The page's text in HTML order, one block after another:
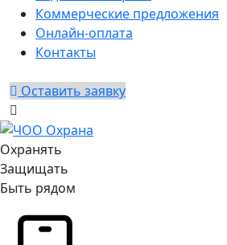
Коммерческие предложения
Онлайн-оплата
Контакты
Оставить заявку
Охранять
Защищать
Быть рядом